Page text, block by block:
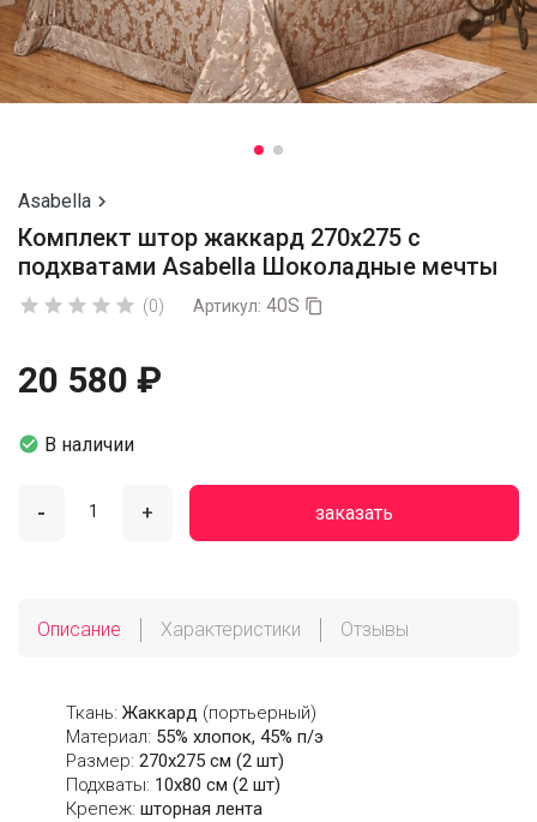
Asabella 
Комплект штор жаккард 270х275 с
подхватами Asabella Шоколадные мечты
     (0) Артикул: 40S 
20 580 ₽
 В наличии
- + заказать
Описание Характеристики Отзывы
Ткань: Жаккард (портьерный)
Материал: 55% хлопок, 45% п/э
Размер: 270х275 см (2 шт)
Подхваты: 10х80 см (2 шт)
Крепеж: шторная лента